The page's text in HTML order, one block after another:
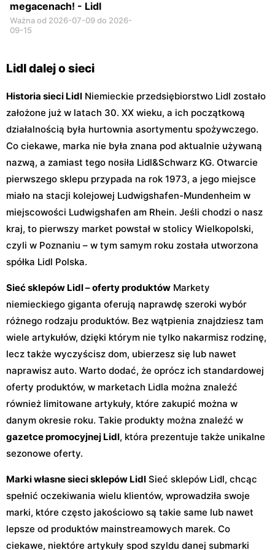
megacenach! - Lidl
Ważna od 2026-07-09 do 2026-
09-15
Lidl dalej o sieci
Historia sieci Lidl Niemieckie przedsiębiorstwo Lidl zostało
założone już w latach 30. XX wieku, a ich początkową
działalnością była hurtownia asortymentu spożywczego.
Co ciekawe, marka nie była znana pod aktualnie używaną
nazwą, a zamiast tego nosiła Lidl&Schwarz KG. Otwarcie
pierwszego sklepu przypada na rok 1973, a jego miejsce
miało na stacji kolejowej Ludwigshafen-Mundenheim w
miejscowości Ludwigshafen am Rhein. Jeśli chodzi o nasz
kraj, to pierwszy market powstał w stolicy Wielkopolski,
czyli w Poznaniu – w tym samym roku została utworzona
spółka Lidl Polska.
Sieć sklepów Lidl – oferty produktów Markety
niemieckiego giganta oferują naprawdę szeroki wybór
różnego rodzaju produktów. Bez wątpienia znajdziesz tam
wiele artykułów, dzięki którym nie tylko nakarmisz rodzinę,
lecz także wyczyścisz dom, ubierzesz się lub nawet
naprawisz auto. Warto dodać, że oprócz ich standardowej
oferty produktów, w marketach Lidla można znaleźć
również limitowane artykuły, które zakupić można w
danym okresie roku. Takie produkty można znaleźć w
gazetce promocyjnej Lidl, która prezentuje także unikalne
sezonowe oferty.
Marki własne sieci sklepów Lidl Sieć sklepów Lidl, chcąc
spełnić oczekiwania wielu klientów, wprowadziła swoje
marki, które często jakościowo są takie same lub nawet
lepsze od produktów mainstreamowych marek. Co
ciekawe, niektóre artykuły spod szyldu danej submarki